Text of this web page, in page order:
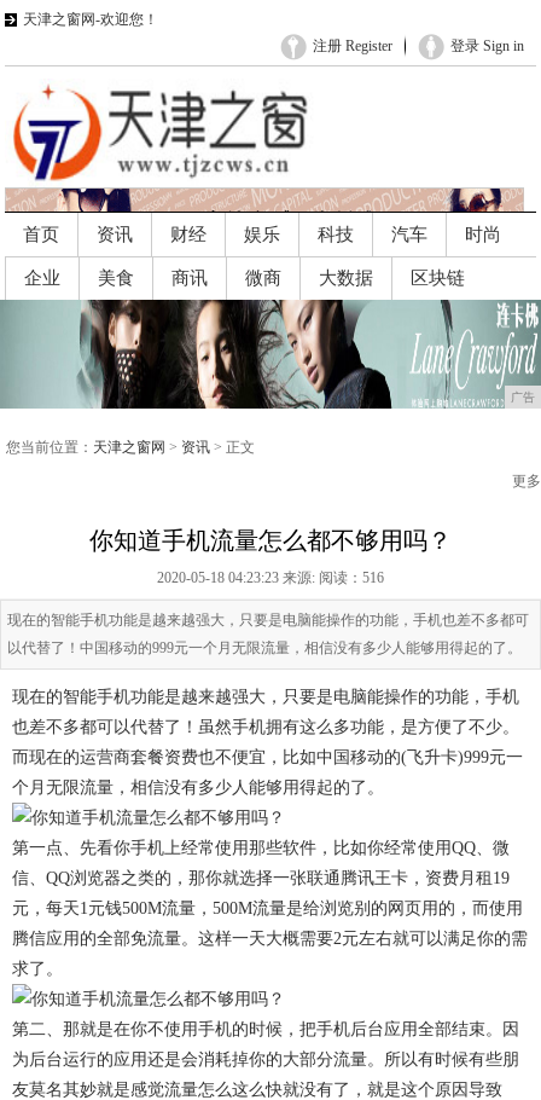
天津之窗网-欢迎您！
登录 Sign in
注册 Register
首页 资讯 财经 娱乐 科技 汽车 时尚
企业 美食 商讯 微商 大数据 区块链
广告
您当前位置： 天津之窗网 > 资讯 > 正文
更多
你知道手机流量怎么都不够用吗？
2020-05-18 04:23:23 来源: 阅读：516
现在的智能手机功能是越来越强大，只要是电脑能操作的功能，手机也差不多都可
以代替了！中国移动的999元一个月无限流量，相信没有多少人能够用得起的了。
现在的智能手机功能是越来越强大，只要是电脑能操作的功能，手机
也差不多都可以代替了！虽然手机拥有这么多功能，是方便了不少。
而现在的运营商套餐资费也不便宜，比如中国移动的(飞升卡)999元一
个月无限流量，相信没有多少人能够用得起的了。
第一点、先看你手机上经常使用那些软件，比如你经常使用QQ、微
信、QQ浏览器之类的，那你就选择一张联通腾讯王卡，资费月租19
元，每天1元钱500M流量，500M流量是给浏览别的网页用的，而使用
腾信应用的全部免流量。这样一天大概需要2元左右就可以满足你的需
求了。
第二、那就是在你不使用手机的时候，把手机后台应用全部结束。因
为后台运行的应用还是会消耗掉你的大部分流量。所以有时候有些朋
友莫名其妙就是感觉流量怎么这么快就没有了，就是这个原因导致